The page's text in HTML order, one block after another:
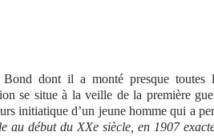
Bond dont il a monté presque toutes
se situe à la veille de la première
initiatique d’un jeune homme qui a
au début du XXe siècle, en 1907